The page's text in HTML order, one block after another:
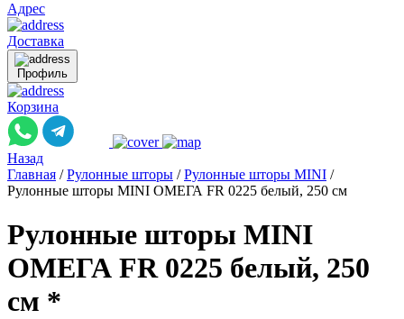
Адрес
Доставка
Профиль
Корзина
Назад
Главная / Рулонные шторы / Рулонные шторы MINI /
Рулонные шторы MINI ОМЕГА FR 0225 белый, 250 см
Рулонные шторы MINI
ОМЕГА FR 0225 белый, 250
см *